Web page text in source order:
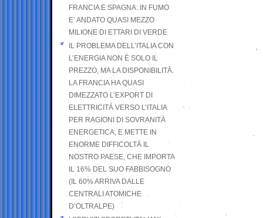
FRANCIA E SPAGNA: IN FUMO
E’ ANDATO QUASI MEZZO
MILIONE DI ETTARI DI VERDE
IL PROBLEMA DELL’ITALIA CON
L’ENERGIA NON È SOLO IL
PREZZO, MA LA DISPONIBILITÀ.
LA FRANCIA HA QUASI
DIMEZZATO L’EXPORT DI
ELETTRICITÀ VERSO L’ITALIA
PER RAGIONI DI SOVRANITÀ
ENERGETICA, E METTE IN
ENORME DIFFICOLTÀ IL
NOSTRO PAESE, CHE IMPORTA
IL 16% DEL SUO FABBISOGNO
(IL 60% ARRIVA DALLE
CENTRALI ATOMICHE
D’OLTRALPE)